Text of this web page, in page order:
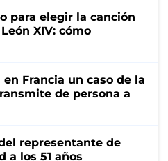
para elegir la canción
XIV: cómo
Francia un caso de la
de persona a
representante de
a los 51 años